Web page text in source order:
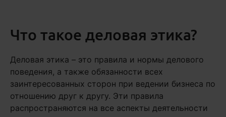
Что такое деловая этика?
Деловая этика – это правила и нормы делового
поведения, а также обязанности всех
заинтересованных сторон при ведении бизнеса по
отношению друг к другу. Эти правила
распространяются на все аспекты деятельности